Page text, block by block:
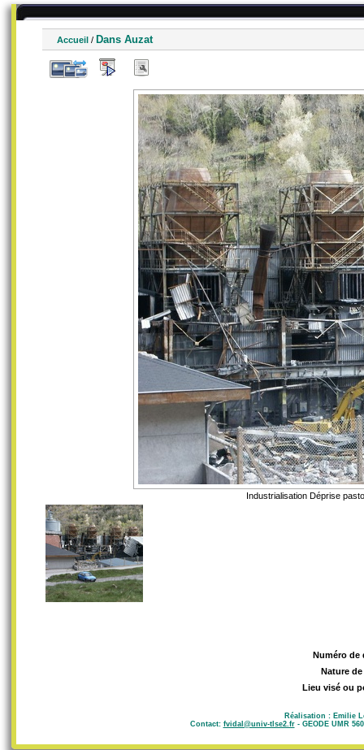
Accueil / Dans Auzat
Industrialisation Déprise
Numéro de
Nature
Lieu visé ou
Réalisation : Emilie
Contact: fvidal@univ-tlse2.fr- GEODE UMR